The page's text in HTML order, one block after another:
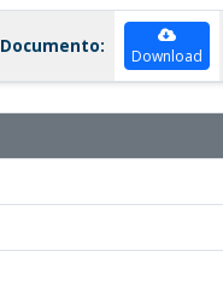
Documento: Download